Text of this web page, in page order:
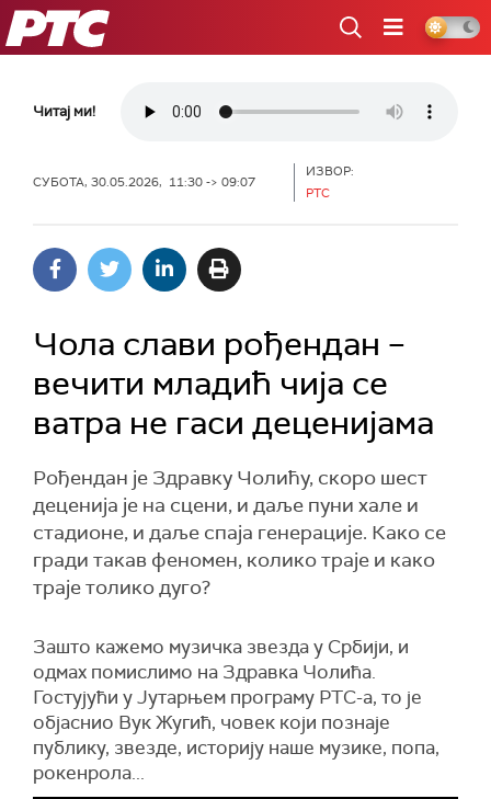
РТС
Читај ми!
СУБОТА, 30.05.2026, 11:30 -> 09:07
ИЗВОР:
РТС
Чола слави рођендан –
вечити младић чија се
ватра не гаси деценијама
Рођендан је Здравку Чолићу, скоро шест
деценија је на сцени, и даље пуни хале и
стадионе, и даље спаја генерације. Како се
гради такав феномен, колико траје и како
траје толико дуго?
Зашто кажемо музичка звезда у Србији, и
одмах помислимо на Здравка Чолића.
Гостујући у Јутарњем програму РТС-а, то је
објаснио Вук Жугић, човек који познаје
публику, звезде, историју наше музике, попа,
рокенрола...